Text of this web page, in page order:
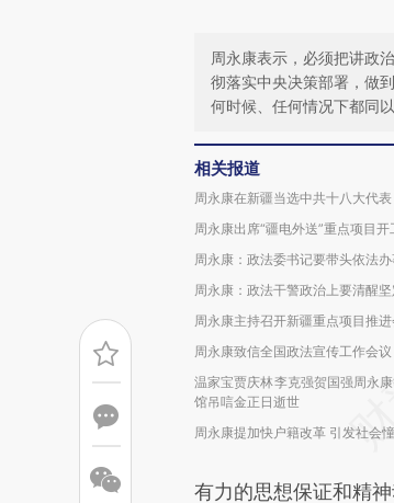
周永康表示，必须把讲政
彻落实中央决策部署，做
何时候、任何情况下都同
相关报道
周永康在新疆当选中共十八大代表
周永康出席“疆电外送”重点项目开
周永康：政法委书记要带头依法
周永康：政法干警政治上要清醒坚
周永康主持召开新疆重点项目推
周永康致信全国政法宣传工作会议
温家宝贾庆林李克强贺国强周永
馆吊唁金正日逝世
周永康提加快户籍改革 引发社会
有力的思想保证和精神